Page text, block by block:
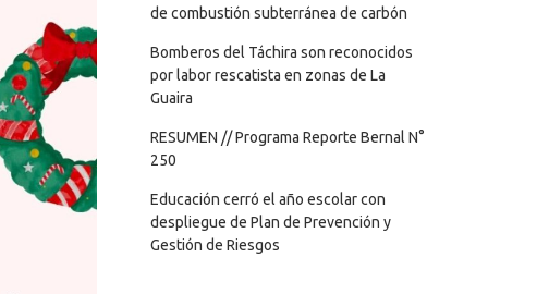
de combustión subterránea de carbón
Bomberos del Táchira son reconocidos
por labor rescatista en zonas de La
Guaira
RESUMEN // Programa Reporte Bernal N°
250
Educación cerró el año escolar con
despliegue de Plan de Prevención y
Gestión de Riesgos